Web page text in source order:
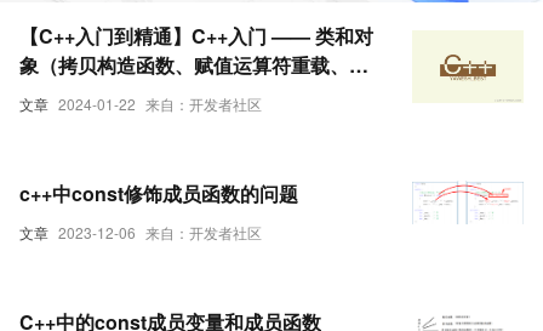
文章 2024-01-22 来自：开发者社区
【C++入门到精通】C++入门 —— 类和对
象（拷贝构造函数、赋值运算符重载、
const成员函数）
文章 2023-12-06 来自：开发者社区
c++中const修饰成员函数的问题
C++中的const成员变量和成员函数